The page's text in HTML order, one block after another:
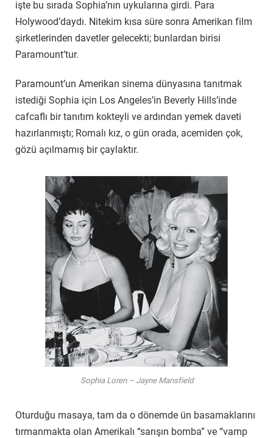
işte bu sırada Sophia’nın uykularına girdi. Para
Holywood’daydı. Nitekim kısa süre sonra Amerikan film
şirketlerinden davetler gelecekti; bunlardan birisi
Paramount’tur.
Paramount’un Amerikan sinema dünyasına tanıtmak
istediği Sophia için Los Angeles’in Beverly Hills’inde
cafcaflı bir tanıtım kokteyli ve ardından yemek daveti
hazırlanmıştı; Romalı kız, o gün orada, acemiden çok,
gözü açılmamış bir çaylaktır.
Sophia Loren – Jayne Mansfield
Oturduğu masaya, tam da o dönemde ün basamaklarını
tırmanmakta olan Amerikalı “sarışın bomba” ve “vamp